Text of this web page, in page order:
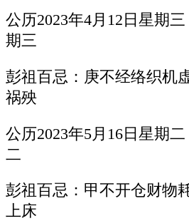
公历2023年4月12日星期
期三
彭祖百忌：庚不经络织机
祸殃
公历2023年5月16日星期
二
彭祖百忌：甲不开仓财物
上床